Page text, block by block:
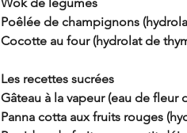
Wok de légumes
Poêlée de champignons
Cocotte au four (hydrolat de
Les recettes sucrées
Gâteau à la vapeur (eau de fleur
Panna cotta aux fruits rouges